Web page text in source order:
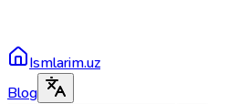
Ismlarim.uz
Blog